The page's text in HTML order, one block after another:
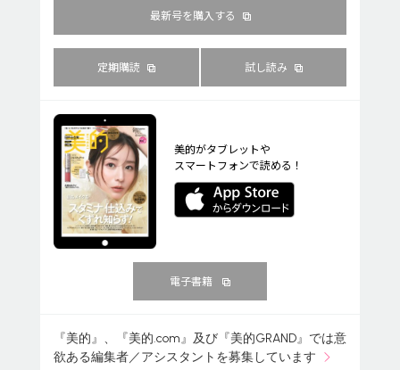
最新号を購入する
定期購読 試し読み
美的がタブレットや
スマートフォンで読める！
電子書籍
『美的』、『美的.com』及び『美的GRAND』では意
欲ある編集者／アシスタントを募集しています